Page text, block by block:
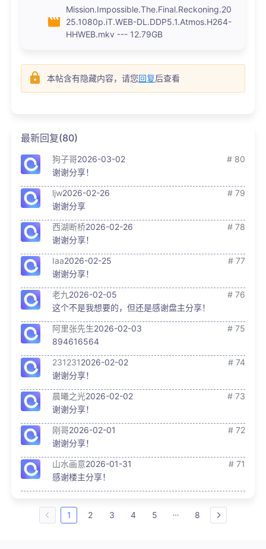
Mission.Impossible.The.Final.Reckoning.20
25.1080p.iT.WEB-DL.DDP5.1.Atmos.H264-
HHWEB.mkv --- 12.79GB
本帖含有隐藏内容，请您回复后查看
最新回复(80)
狗子哥2026-03-02
# 80
谢谢分享！
ljw2026-02-26
# 79
谢谢分享
西湖断桥2026-02-26
# 78
谢谢分享！
Iaa2026-02-25
# 77
谢谢分享！
老九 2026-02-05
# 76
这个不是我想要的，但还是感谢盘主分享！
阿里张先生2026-02-03
# 75
894616564
2312312026-02-02
# 74
谢谢分享！
晨曦之光2026-02-02
# 73
谢谢分享！
刚哥2026-02-01
# 72
谢谢分享！
山水画意2026-01-31
# 71
感谢楼主分享！
1 2 3 4 5 8